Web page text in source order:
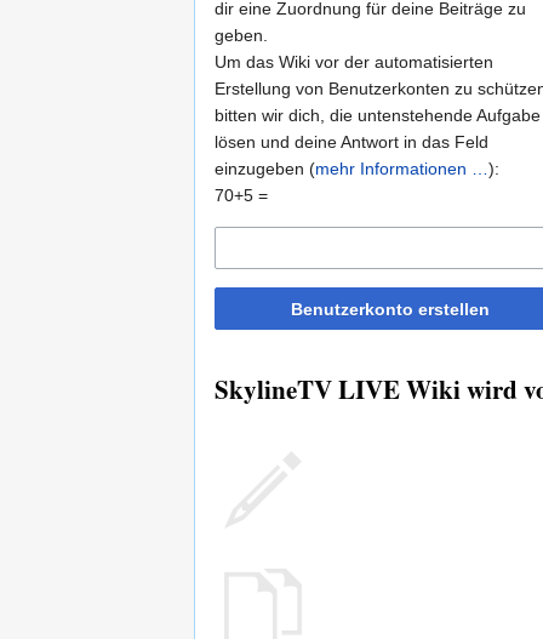
dir eine Zuordnung für deine Beiträge zu
geben.
Um das Wiki vor der automatisierten
Erstellung von Benutzerkonten zu
bitten wir dich, die untenstehende
lösen und deine Antwort in das Feld
einzugeben (mehr Informationen …):
70+5 =
Benutzerkonto erstellen
SkylineTV LIVE Wiki wird